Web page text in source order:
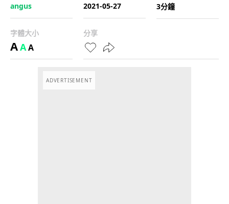
angus
2021-05-27
3分鐘
字體大小
AAA
分享
ADVERTISEMENT